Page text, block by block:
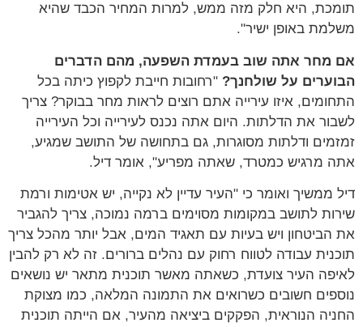
תומכת, היא חלק מזה ממש, למרות המחיר הכבד שהיא
משלמת באופן ישיר".
אם מחר אתה שוב בעמדת השפעה, מהם הדברים
הבוערים על שולחנך? "רחובות חייבת לקפוץ כיתה בכל
התחומים, איזו עירייה אתם רוצים לראות מחר בבוקר? צריך
לשבור את הדלתות. היום אתה נכנס לעירייה וכל העירייה
זמזמים ודלתות מסוגרות, גם בתחושה של התושב שמגיע,
אתה מרגיש כמטרד, שאתה מפריע", אומר דיל.
דיל ממשיך ואומר כי "העיר עדיין לא נקייה, יש אטימות ורמת
שירות לתושב במקומות מסוימים ברמה נמוכה, צריך להגביר
את הביטחון ויש בעיות עם תאגיד המים, אבל יותר מהכל צריך
תוכנית עבודה לטווח רחוק עם נהלים ברורים. זה לא רק להבין
לאיפה העיר צועדת, כשאתה מאשר תוכנית מתאר יש נושאים
נוספים חשובים כשרואים את התמונה המלאה, כמו מצוקת
החניה הנוראית, הפקקים ביציאה מהעיר, אם הייתה תוכנית